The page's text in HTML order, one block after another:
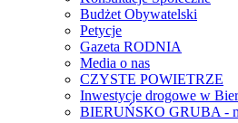
Budżet Obywatelski
Petycje
Gazeta RODNIA
Media o nas
CZYSTE POWIETRZE
Inwestycje drogowe w
BIERUŃSKO GRUBA -